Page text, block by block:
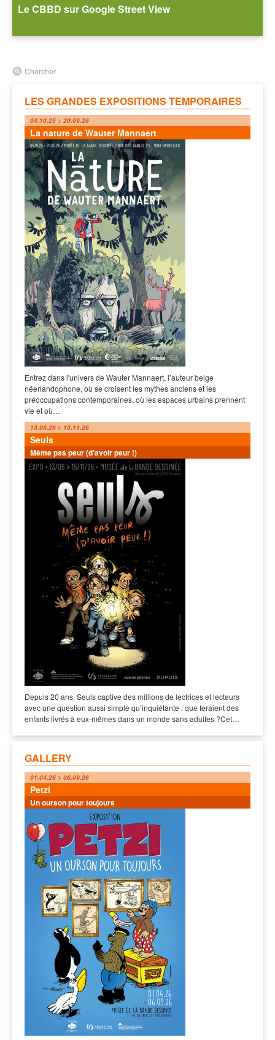
Le CBBD sur Google Street View
Chercher
LES GRANDES EXPOSITIONS TEMPORAIRES
04.10.25 > 20.09.26
La nature de Wauter Mannaert
Entrez dans l'univers de Wauter Mannaert, l’auteur belge
néerlandophone, où se croisent les mythes anciens et les
préoccupations contemporaines, où les espaces urbains prennent
vie et où…
13.06.26 > 15.11.26
Seuls
Même pas peur (d'avoir peur !)
Depuis 20 ans, Seuls captive des millions de lectrices et lecteurs
avec une question aussi simple qu’inquiétante : que feraient des
enfants livrés à eux-mêmes dans un monde sans adultes ?Cet…
GALLERY
01.04.26 > 06.09.26
Petzi
Un ourson pour toujours